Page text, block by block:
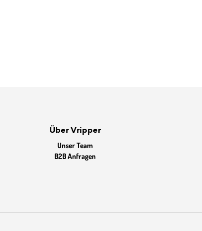
Über Vripper
Unser Team
B2B Anfragen